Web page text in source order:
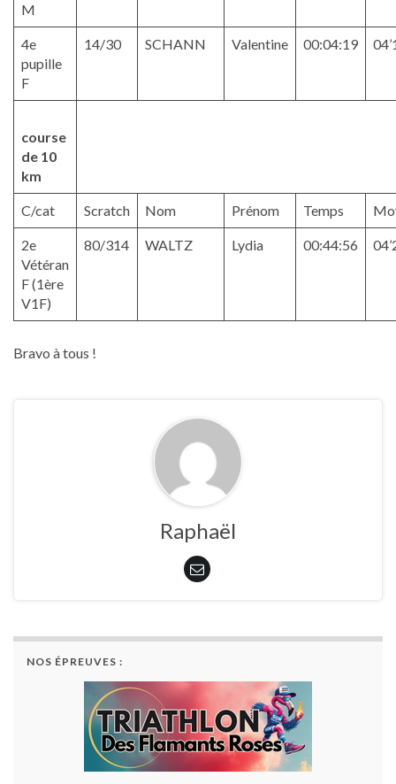
M
4e
pupille
F
14/30 SCHANN Valentine 00:04:19
course
de 10
km
C/cat Scratch Nom Prénom Temps
2e
Vétéran
F (1ère
V1F)
80/314 WALTZ Lydia 00:44:56
Bravo à tous !
Raphaël
NOS ÉPREUVES :